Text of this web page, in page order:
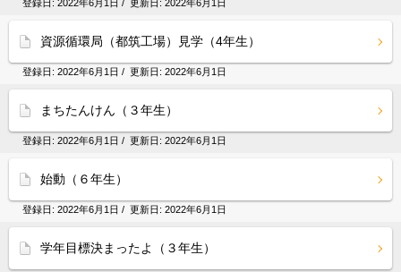
登録日: 2022年6月1日 / 更新日: 2022年6月1日
資源循環局（都筑工場）見学（4年生）
登録日: 2022年6月1日 / 更新日: 2022年6月1日
まちたんけん（３年生）
登録日: 2022年6月1日 / 更新日: 2022年6月1日
始動（６年生）
登録日: 2022年6月1日 / 更新日: 2022年6月1日
学年目標決まったよ（３年生）